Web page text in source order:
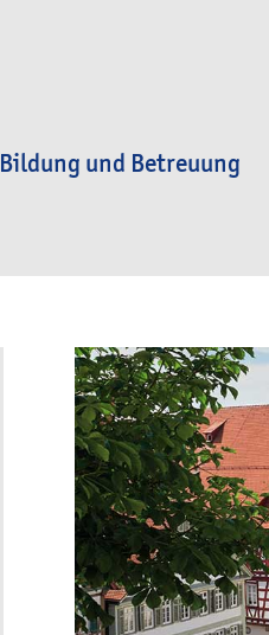
Bildung und Betreuung